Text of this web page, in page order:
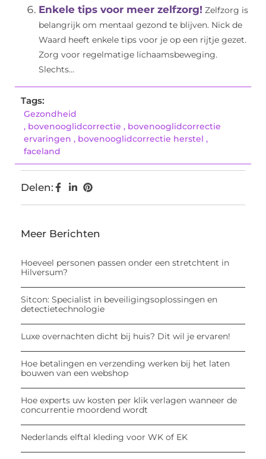
Enkele tips voor meer zelfzorg! Zelfzorg is
belangrijk om mentaal gezond te blijven. Nick de
Waard heeft enkele tips voor je op een rijtje gezet.
Zorg voor regelmatige lichaamsbeweging.
Slechts...
Tags:
Gezondheid
, bovenooglidcorrectie , bovenooglidcorrectie
ervaringen , bovenooglidcorrectie herstel ,
faceland
Delen:
Meer Berichten
Hoeveel personen passen onder een stretchtent in
Hilversum?
Sitcon: Specialist in beveiligingsoplossingen en
detectietechnologie
Luxe overnachten dicht bij huis? Dit wil je ervaren!
Hoe betalingen en verzending werken bij het laten
bouwen van een webshop
Hoe experts uw kosten per klik verlagen wanneer de
concurrentie moordend wordt
Nederlands elftal kleding voor WK of EK